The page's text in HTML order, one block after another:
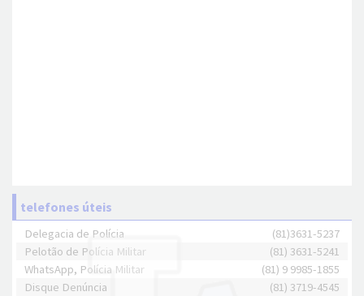
telefones úteis
Delegacia de Polícia
(81)3631-5237
Pelotão de Polícia Militar
(81) 3631-5241
WhatsApp, Polícia Militar
(81) 9 9985-1855
Disque Denúncia
(81) 3719-4545